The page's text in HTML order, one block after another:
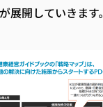
展開していきます。